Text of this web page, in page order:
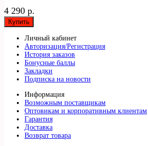
4 290 р.
Купить
Личный кабинет
Авторизация/Регистрация
История заказов
Бонусные баллы
Закладки
Подписка на новости
Информация
Возможным поставщикам
Оптовикам и корпоративным клиентам
Гарантия
Доставка
Возврат товара